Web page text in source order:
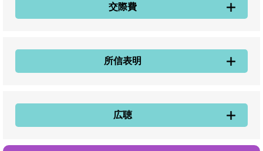
交際費
所信表明
広聴